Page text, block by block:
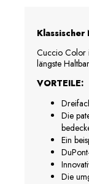
Klassischer
Cuccio Color
längste
VORTEILE:
Die
Ein
Die